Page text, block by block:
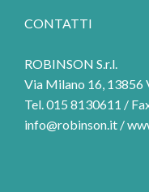
CONTATTI
ROBINSON S.r.l.
Via Milano 16, 13856
Tel. 015 8130611 /
info@robinson.it /